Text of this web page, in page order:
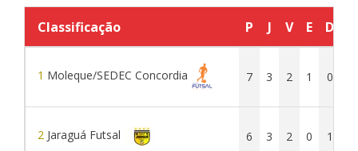
Classificação P J V E D
1 Moleque/SEDEC Concordia 7 3 2 1 0
2 Jaraguá Futsal 6 3 2 0 1